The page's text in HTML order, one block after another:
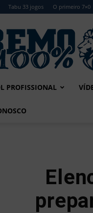
Tabu 33 jogos O primeiro 7×0
Remo
PROFISSIONAL